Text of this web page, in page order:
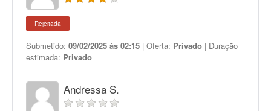
Rejeitada
Submetido: 09/02/2025 às 02:15 | Oferta: Privado | Duração
estimada: Privado
Andressa S.